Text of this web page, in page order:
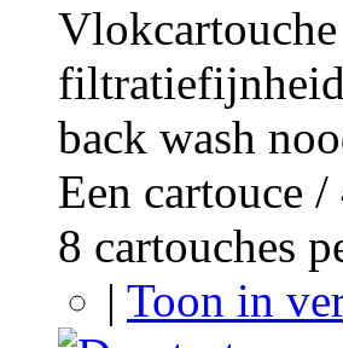
filtratiefijnheid
back wash
Een cartouce /
8 cartouches
| Toon in